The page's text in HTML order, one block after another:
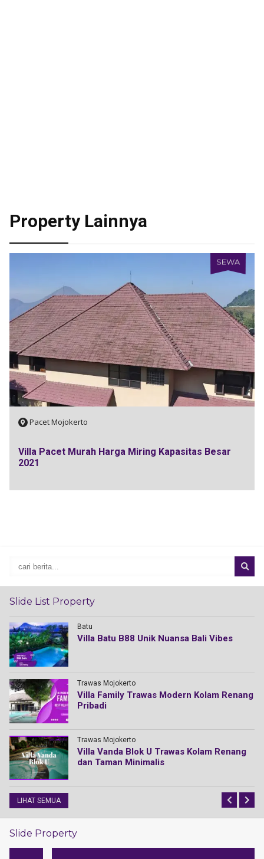
Property Lainnya
SEWA
Pacet Mojokerto
Villa Pacet Murah Harga Miring Kapasitas Besar
2021
Slide List Property
Batu
Villa Batu B88 Unik Nuansa Bali Vibes
Trawas Mojokerto
Villa Family Trawas Modern Kolam Renang
Pribadi
Trawas Mojokerto
Villa Vanda Blok U Trawas Kolam Renang
dan Taman Minimalis
LIHAT SEMUA
Slide Property